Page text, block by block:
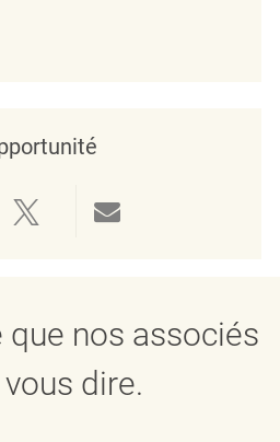
via Facebook
Partager via twitter
que nos associés
dire.